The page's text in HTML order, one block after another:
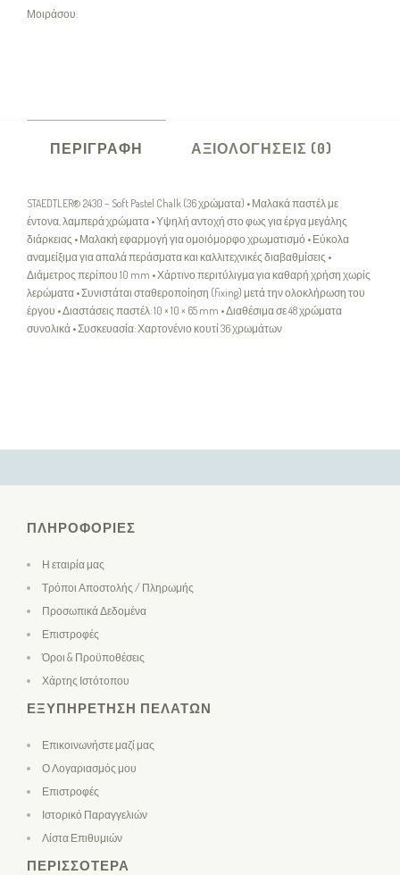
Μοιράσου:
ΠΕΡΙΓΡΑΦΉ ΑΞΙΟΛΟΓΉΣΕΙΣ (0)
STAEDTLER® 2430 – Soft Pastel Chalk (36 χρώματα) • Μαλακά παστέλ με
έντονα, λαμπερά χρώματα • Υψηλή αντοχή στο φως για έργα μεγάλης
διάρκειας • Μαλακή εφαρμογή για ομοιόμορφο χρωματισμό • Εύκολα
αναμείξιμα για απαλά περάσματα και καλλιτεχνικές διαβαθμίσεις •
Διάμετρος περίπου 10 mm • Χάρτινο περιτύλιγμα για καθαρή χρήση χωρίς
λερώματα • Συνιστάται σταθεροποίηση (fixing) μετά την ολοκλήρωση του
έργου • Διαστάσεις παστέλ: 10 × 10 × 65 mm • Διαθέσιμα σε 48 χρώματα
συνολικά • Συσκευασία: Χαρτονένιο κουτί 36 χρωμάτων
ΠΛΗΡΟΦΟΡΊΕΣ
Η εταιρία μας
Τρόποι Αποστολής / Πληρωμής
Προσωπικά Δεδομένα
Επιστροφές
Όροι & Προϋποθέσεις
Χάρτης Ιστότοπου
ΕΞΥΠΗΡΈΤΗΣΗ ΠΕΛΑΤΏΝ
Επικοινωνήστε μαζί μας
Ο Λογαριασμός μου
Επιστροφές
Ιστορικό Παραγγελιών
Λίστα Επιθυμιών
ΠΕΡΙΣΣΌΤΕΡΑ